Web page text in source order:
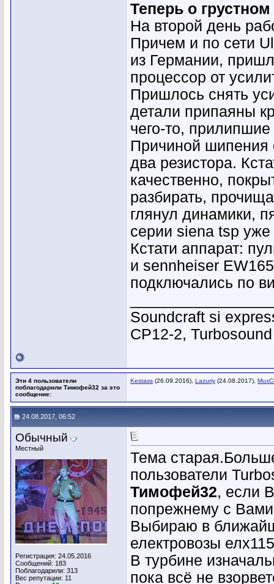
Теперь о грустном
На второй день
Причем и по сети
из Германии,
процессор от
Пришлось снять
детали припаяны
чего-то,
Причиной шипения
два резистора.
качественно,
разбирать,
глянул динамики,
серии siena tsp
Кстати аппарат:
и sennheiser
подключались по
Soundcraft si
CP12-2,
Эти 4 пользователи
поблагодарили Тимофей32 за это
сообщение:
Kestass (26.09.2016), Lazuriy (24.08.2017),
24.08.2017, 06:52
Обычный
Местный
Регистрация: 24.05.2016
Сообщений: 183
Поблагодарили: 313
Вес репутации: 11
Тема
пользователи
Тимофей32, если
попрежнему с
Выбираю в
електровозы
В турбине
пока всё не